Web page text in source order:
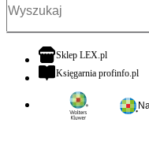
Sklep LEX.plotwiera się
Księgarnia profinfo.pl